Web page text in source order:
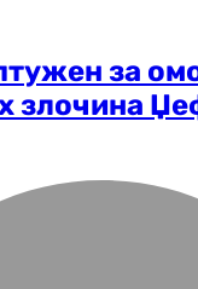
за
злочина